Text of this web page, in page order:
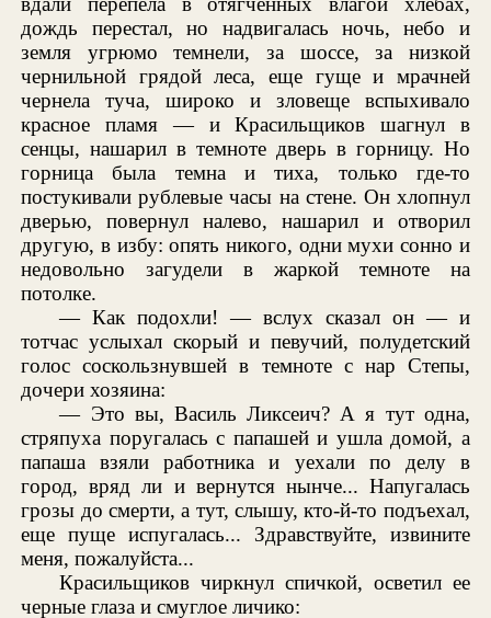
дождь перестал, но надвигалась ночь, небо и
земля угрюмо темнели, за шоссе, за низкой
чернильной грядой леса, еще гуще и мрачней
чернела туча, широко и зловеще вспыхивало
красное пламя — и Красильщиков шагнул в
сенцы, нашарил в темноте дверь в горницу. Но
горница была темна и тиха, только где-то
постукивали рублевые часы на стене. Он хлопнул
дверью, повернул налево, нашарил и отворил
другую, в избу: опять никого, одни мухи сонно и
недовольно загудели в жаркой темноте на
потолке.
— Как подохли! — вслух сказал он — и
тотчас услыхал скорый и певучий, полудетский
голос соскользнувшей в темноте с нар Степы,
дочери хозяина:
— Это вы, Василь Ликсеич? А я тут одна,
стряпуха поругалась с папашей и ушла домой, а
папаша взяли работника и уехали по делу в
город, вряд ли и вернутся нынче... Напугалась
грозы до смерти, а тут, слышу, кто-й-то подъехал,
еще пуще испугалась... Здравствуйте, извините
меня, пожалуйста...
Красильщиков чиркнул спичкой, осветил ее
черные глаза и смуглое личико: